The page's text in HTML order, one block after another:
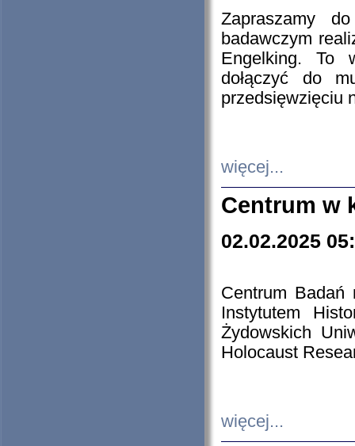
Zapraszamy
badawczym
Engelking. To
dołączyć do
przedsięwzięciu
więcej...
Centrum w
02.02.2025
Centrum Badań
Instytutem
Żydowskich
Holocaust
więcej...